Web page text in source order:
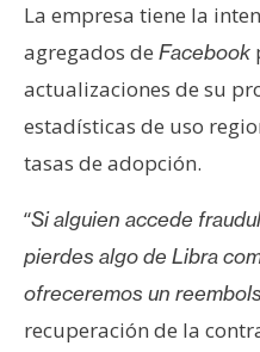
La empresa tiene la
agregados de Facebook
actualizaciones de su
estadísticas de uso
tasas de adopción.
“Si alguien accede
pierdes algo de Libra
ofreceremos un
recuperación de la